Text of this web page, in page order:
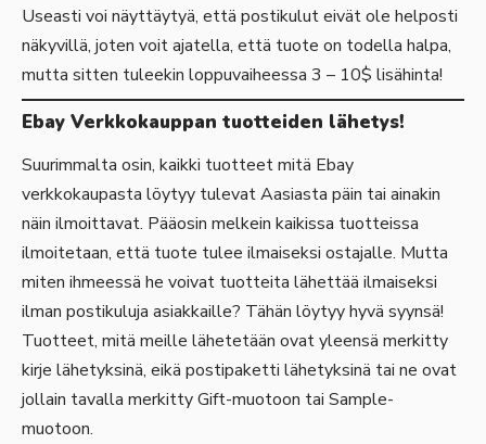
Useasti voi näyttäytyä, että postikulut eivät ole helposti
näkyvillä, joten voit ajatella, että tuote on todella halpa,
mutta sitten tuleekin loppuvaiheessa 3 – 10$ lisähinta!
Ebay Verkkokauppan tuotteiden lähetys!
Suurimmalta osin, kaikki tuotteet mitä Ebay
verkkokaupasta löytyy tulevat Aasiasta päin tai ainakin
näin ilmoittavat. Pääosin melkein kaikissa tuotteissa
ilmoitetaan, että tuote tulee ilmaiseksi ostajalle. Mutta
miten ihmeessä he voivat tuotteita lähettää ilmaiseksi
ilman postikuluja asiakkaille? Tähän löytyy hyvä syynsä!
Tuotteet, mitä meille lähetetään ovat yleensä merkitty
kirje lähetyksinä, eikä postipaketti lähetyksinä tai ne ovat
jollain tavalla merkitty Gift-muotoon tai Sample-
muotoon.